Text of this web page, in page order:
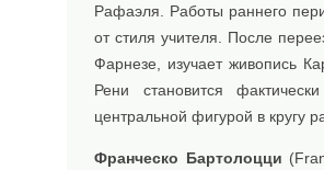
Рафаэля. Работы раннего
от стиля учителя. После
Фарнезе, изучает живопись
Рени становится
центральной фигурой в кругу
Франческо Бартолоцци